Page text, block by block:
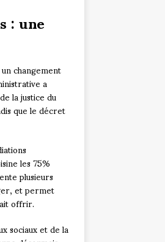
: une
changement
a
la justice du
que le décret
les 75%
plusieurs
et permet
offrir.
sociaux et de la